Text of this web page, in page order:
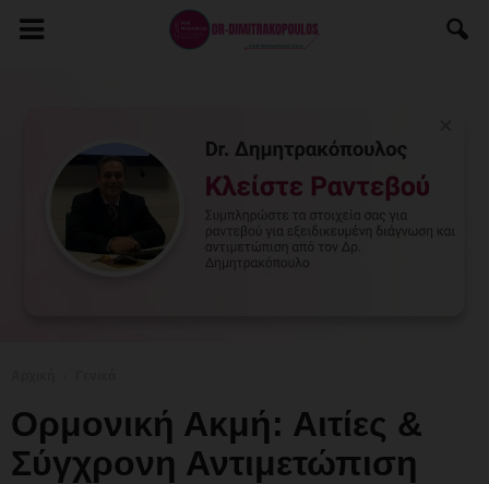
Ορμονική Ακμή: Αιτίες &
Σύγχρονη Αντιμετώπιση